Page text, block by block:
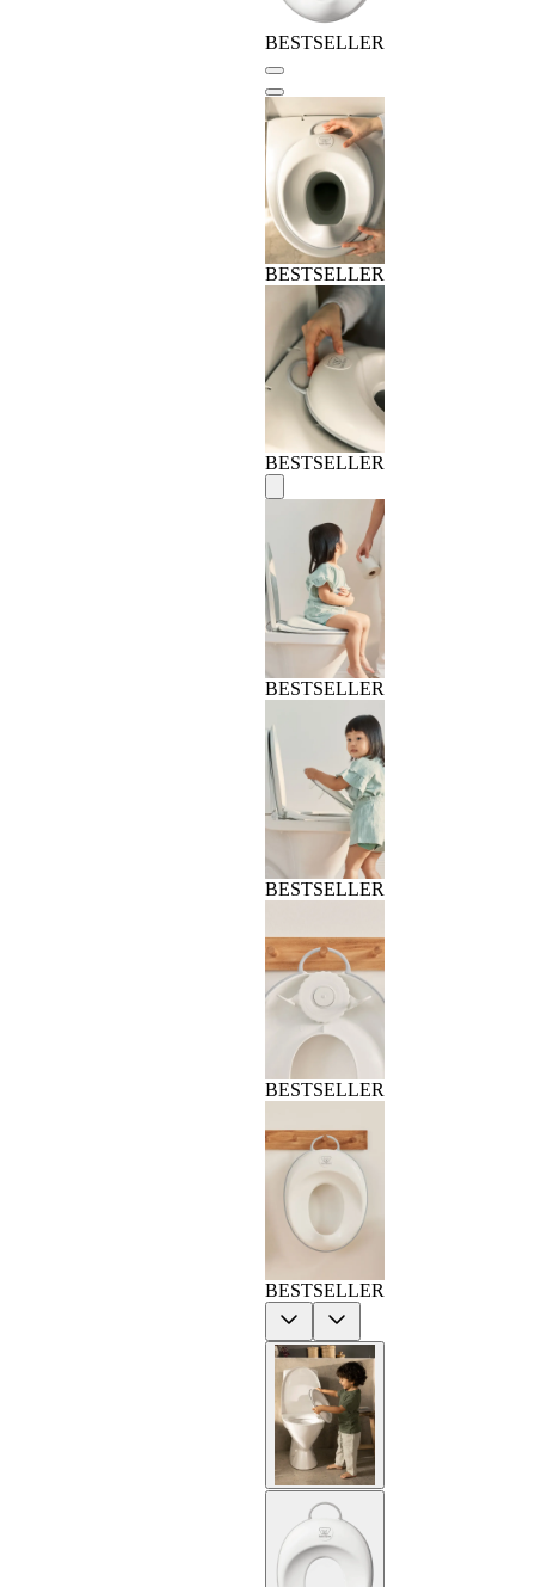
BESTSELLER
BESTSELLER
BESTSELLER
BESTSELLER
BESTSELLER
BESTSELLER
BESTSELLER
Previous